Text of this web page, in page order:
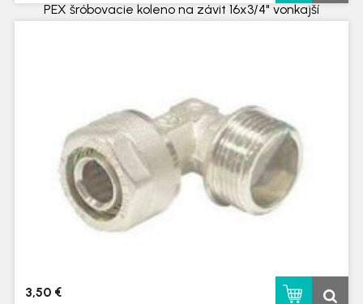
PEX šróbovacie koleno na závit 16x3/4" vonkajší
3,50 €